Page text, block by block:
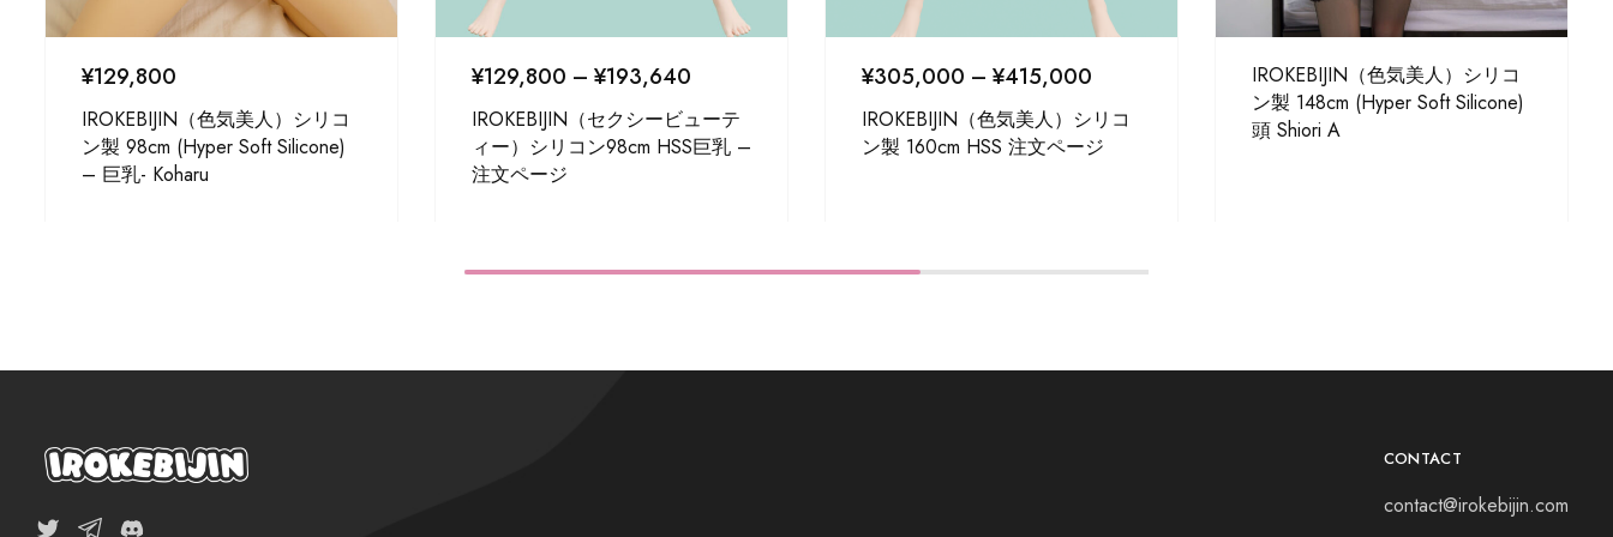
¥129,800
IROKEBIJIN（色気美人）シリコ
ン製 98cm (Hyper Soft Silicone)
– 巨乳- Koharu
¥129,800 – ¥193,640
IROKEBIJIN（セクシービューテ
ィー）シリコン98cm HSS巨乳 –
注文ページ
¥305,000 – ¥415,000
IROKEBIJIN（色気美人）シリコ
ン製 160cm HSS 注文ページ
IROKEBIJIN（色気美人）シリコ
ン製 148cm (Hyper Soft Silicone)
頭 Shiori A
CONTACT
contact@irokebijin.com